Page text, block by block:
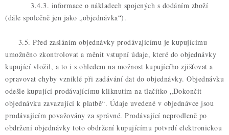
3.4.3. informace o nákladech spojených s dodáním zboží
(dále společně jen jako „objednávka“).
3.5. Před zasláním objednávky prodávajícímu je kupujícímu
umožněno zkontrolovat a měnit vstupní údaje, které do objednávky
kupující vložil, a to i s ohledem na možnost kupujícího zjišťovat a
opravovat chyby vzniklé při zadávání dat do objednávky. Objednávku
odešle kupující prodávajícímu kliknutím na tlačítko „Dokončit
objednávku zavazující k platbě“. Údaje uvedené v objednávce jsou
prodávajícím považovány za správné. Prodávající neprodleně po
obdržení objednávky toto obdržení kupujícímu potvrdí elektronickou